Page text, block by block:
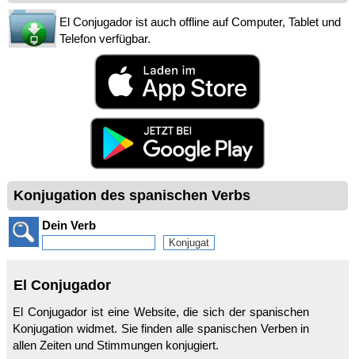
El Conjugador ist auch offline auf Computer, Tablet und
Telefon verfügbar.
Konjugation des spanischen Verbs
Dein Verb
El Conjugador
El Conjugador ist eine Website, die sich der spanischen
Konjugation widmet. Sie finden alle spanischen Verben in
allen Zeiten und Stimmungen konjugiert.